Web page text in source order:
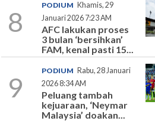
8
PODIUM Khamis, 29
Januari 2026 7:23 AM
AFC lakukan proses
3 bulan ‘bersihkan’
FAM, kenal pasti 15...
9
PODIUM Rabu, 28 Januari
2026 8:34 AM
Peluang tambah
kejuaraan, ‘Neymar
Malaysia’ doakan...